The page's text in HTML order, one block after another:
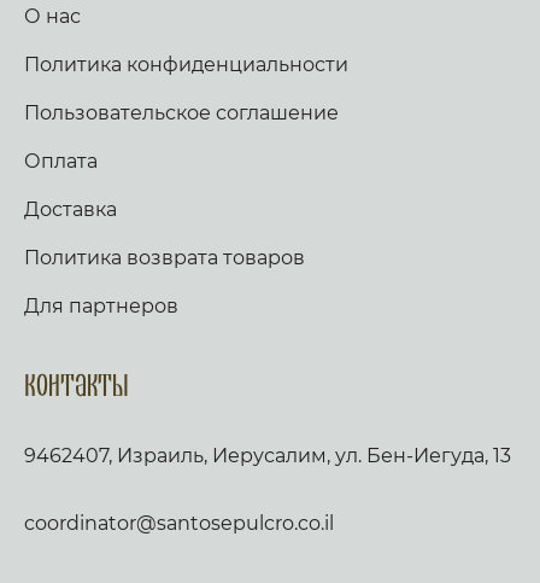
О нас
Политика конфиденциальности
Пользовательское соглашение
Оплата
Доставка
Политика возврата товаров
Для партнеров
Контакты
9462407, Израиль, Иерусалим, ул. Бен-Иегуда, 13
coordinator@santosepulcro.co.il